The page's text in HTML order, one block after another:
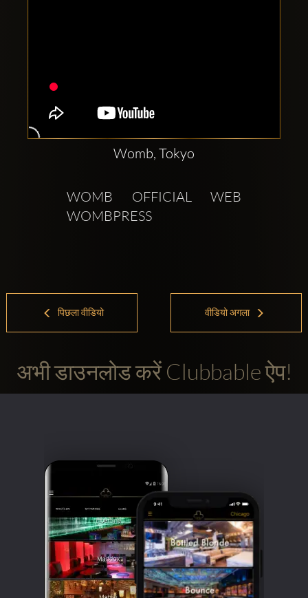
Womb, Tokyo
WOMB OFFICIAL WEB
WOMBPRESS
पिछला वीडियो वीडियो अगला
अभी डाउनलोड करें Clubbable ऐप!